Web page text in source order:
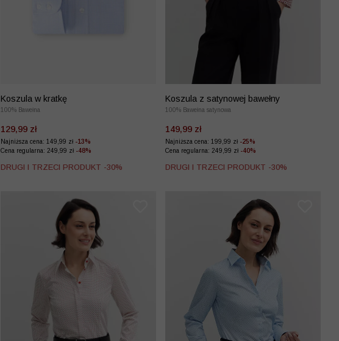
Koszula w kratkę
100% Bawełna
129,99 zł
Najniższa cena: 149,99 zł -13%
Cena regularna: 249,99 zł -48%
DRUGI I TRZECI PRODUKT -30%
Koszula z satynowej bawełny
100% Bawełna satynowa
149,99 zł
Najniższa cena: 199,99 zł -25%
Cena regularna: 249,99 zł -40%
DRUGI I TRZECI PRODUKT -30%